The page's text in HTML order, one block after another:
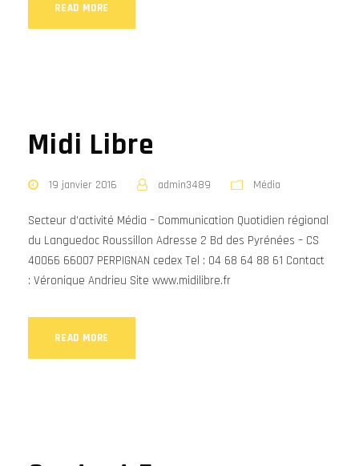
READ MORE
Midi Libre
19 janvier 2016 admin3489 Média
Secteur d’activité Média – Communication Quotidien régional
du Languedoc Roussillon Adresse 2 Bd des Pyrénées – CS
40066 66007 PERPIGNAN cedex Tel : 04 68 64 88 61 Contact
: Véronique Andrieu Site www.midilibre.fr
READ MORE